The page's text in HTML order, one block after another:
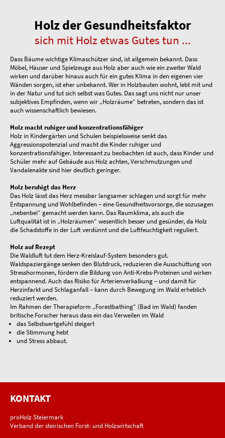
Holz der Gesundheitsfaktor
sich mit Holz etwas Gutes tun ...
Dass Bäume wichtige Klimaschützer sind, ist allgemein bekannt. Dass
Möbel, Häuser und Spielzeuge aus Holz aber auch wie ein zweiter Wald
wirken und darüber hinaus auch für ein gutes Klima in den eigenen vier
Wänden sorgen, ist eher unbekannt. Wer in Holzbauten wohnt, lebt mit und
in der Natur und tut sich selbst was Gutes. Das sagt uns nicht nur unser
subjektives Empfinden, wenn wir „Holzräume“ betreten, sondern das ist
auch wissenschaftlich bewiesen.
Holz macht ruhiger und konzentrationsfähiger
Holz in Kindergärten und Schulen beispielsweise senkt das
Aggressionspotenzial und macht die Kinder ruhiger und
konzentrationsfähiger. Interessant zu beobachten ist auch, dass Kinder und
Schüler mehr auf Gebäude aus Holz achten, Verschmutzungen und
Vandalenakte sind hier deutlich geringer.
Holz beruhigt das Herz
Das Holz lässt das Herz messbar langsamer schlagen und sorgt für mehr
Entspannung und Wohlbefinden – eine Gesundheitsvorsorge, die sozusagen
„nebenbei“ gemacht werden kann. Das Raumklima, als auch die
Luftqualität ist in „Holzräumen“ wesentlich besser und gesünder, da Holz
die Schadstoffe in der Luft verdünnt und die Luftfeuchtigkeit reguliert.
Holz auf Rezept
Die Waldluft tut dem Herz-Kreislauf-System besonders gut.
Waldspaziergänge senken den Blutdruck, reduzieren die Ausschüttung von
Stresshormonen, fördern die Bildung von Anti-Krebs-Proteinen und wirken
entspannend. Auch das Risiko für Arterienverkalkung – und damit für
Herzinfarkt und Schlaganfall – kann durch Bewegung im Wald erheblich
reduziert werden.
Im Rahmen der Therapieform „Forestbathing“ (Bad im Wald) fanden
britische Forscher heraus dass ein das Verweilen im Wald
das Selbstwertgefühl steigert
die Stimmung hebt
und Stress abbaut.
KONTAKT
proHolz Steiermark
Verband der steirischen Forst- und Holzwirtschaft